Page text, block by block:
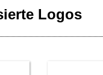
Logos